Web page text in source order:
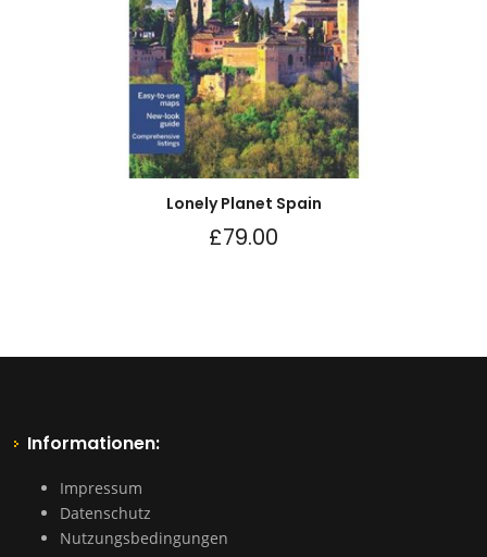
Lonely Planet Spain
£79.00
Informationen:
Impressum
Datenschutz
Nutzungsbedingungen